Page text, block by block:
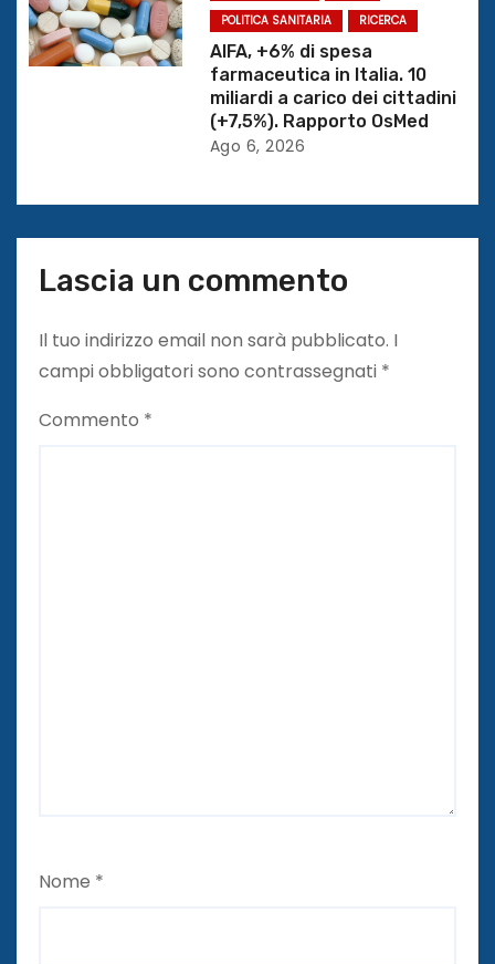
t
i
l
POLITICA SANITARIA
RICERCA
AIFA, +6% di spesa
farmaceutica in Italia. 10
miliardi a carico dei cittadini
(+7,5%). Rapporto OsMed
Ago 6, 2026
Lascia un commento
Il tuo indirizzo email non sarà pubblicato. I
campi obbligatori sono contrassegnati *
Commento *
Nome *